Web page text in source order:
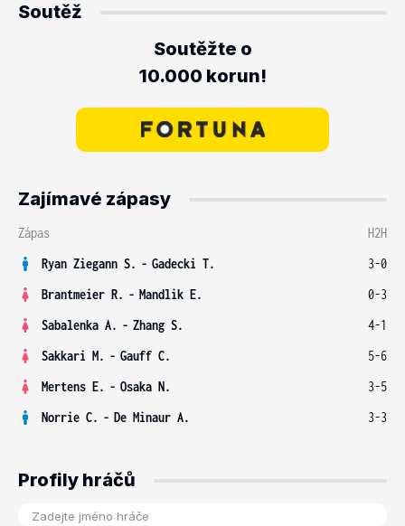
Soutěž
Soutěžte o
10.000 korun!
Zajímavé zápasy
Zápas
H2H
Ryan Ziegann S. - Gadecki T.
3-0
Brantmeier R. - Mandlik E.
0-3
Sabalenka A. - Zhang S.
4-1
Sakkari M. - Gauff C.
5-6
Mertens E. - Osaka N.
3-5
Norrie C. - De Minaur A. 3-3
Profily hráčů